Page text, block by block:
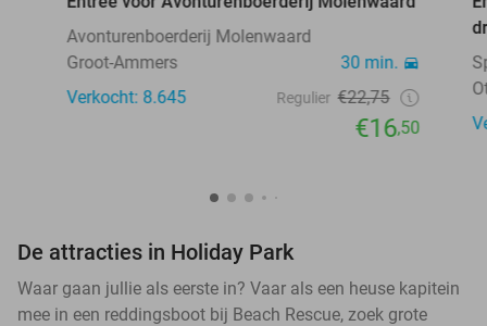
Avonturenboerderij Molenwaard
Groot-Ammers
30 min.
Verkocht: 8.645
Regulier €22,75
€16,50
De attracties in Holiday Park
Waar gaan jullie als eerste in? Vaar als een heuse kapitein
mee in een reddingsboot bij Beach Rescue, zoek grote